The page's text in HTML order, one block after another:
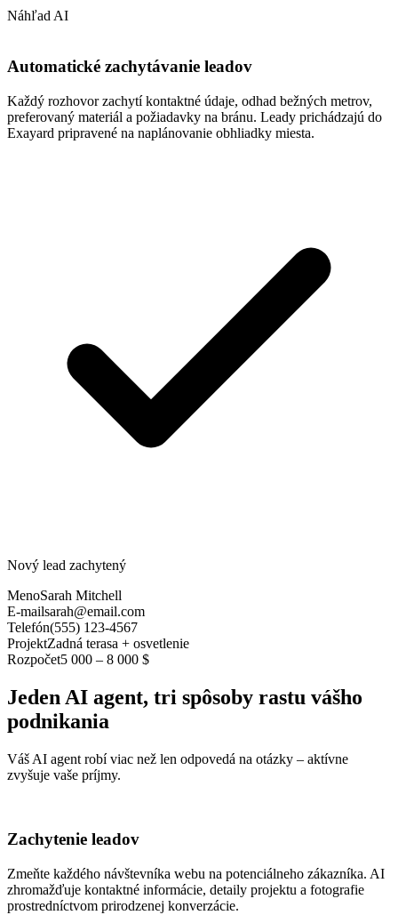
Náhľad AI
Automatické zachytávanie leadov
Každý rozhovor zachytí kontaktné údaje, odhad bežných metrov,
preferovaný materiál a požiadavky na bránu. Leady prichádzajú do
Exayard pripravené na naplánovanie obhliadky miesta.
Nový lead zachytený
MenoSarah Mitchell
E-mailsarah@email.com
Telefón(555) 123-4567
ProjektZadná terasa + osvetlenie
Rozpočet5 000 – 8 000 $
Jeden AI agent, tri spôsoby rastu vášho
podnikania
Váš AI agent robí viac než len odpovedá na otázky – aktívne
zvyšuje vaše príjmy.
Zachytenie leadov
Zmeňte každého návštevníka webu na potenciálneho zákazníka. AI
zhromažďuje kontaktné informácie, detaily projektu a fotografie
prostredníctvom prirodzenej konverzácie.